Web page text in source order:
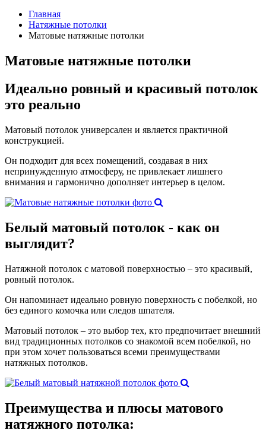
Главная
Натяжные потолки
Матовые натяжные потолки
Матовые натяжные потолки
Идеально ровный и красивый потолок
это реально
Матовый потолок универсален и является практичной
конструкцией.
Он подходит для всех помещений, создавая в них
непринужденную атмосферу, не привлекает лишнего
внимания и гармонично дополняет интерьер в целом.
Белый матовый потолок - как он
выглядит?
Натяжной потолок с матовой поверхностью – это красивый,
ровный потолок.
Он напоминает идеально ровную поверхность с побелкой, но
без единого комочка или следов шпателя.
Матовый потолок – это выбор тех, кто предпочитает внешний
вид традиционных потолков со знакомой всем побелкой, но
при этом хочет пользоваться всеми преимуществами
натяжных потолков.
Преимущества и плюсы матового
натяжного потолка: